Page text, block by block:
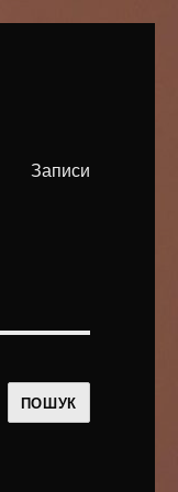
Записи
ПОШУК